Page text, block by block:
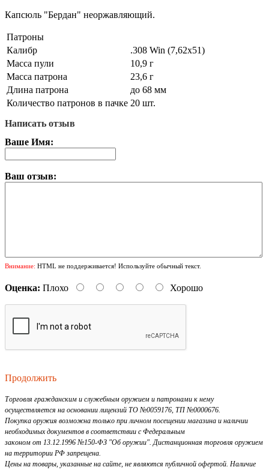
Капсюль "Бердан" неоржавляющий.
Патроны
Калибр
.308 Win (7,62x51)
Масса пули
10,9 г
Масса патрона
23,6 г
Длина патрона
до 68 мм
Количество патронов в пачке 20 шт.
Написать отзыв
Ваше Имя:
Ваш отзыв:
Внимание: HTML не поддерживается! Используйте обычный текст.
Оценка: Плохо Хорошо
Продолжить
Торговля гражданским и служебным оружием и патронами к нему
осуществляется на основании лицензий ТО №0059176, ТП №0000676.
Покупка оружия возможна только при личном посещении магазина и наличии
необходимых документов в соответствии с Федеральным
законом от 13.12.1996 №150-ФЗ "Об оружии". Дистанционная торговля оружием
на территории РФ запрещена.
Цены на товары, указанные на сайте, не являются публичной офертой. Наличие